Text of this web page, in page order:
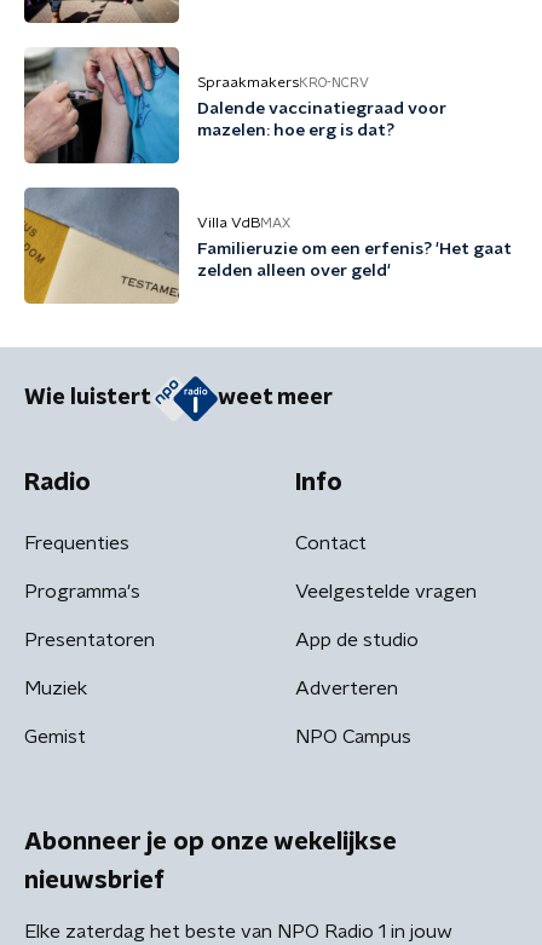
SpraakmakersKRO-NCRV
Dalende vaccinatiegraad voor
mazelen: hoe erg is dat?
Villa VdBMAX
Familieruzie om een erfenis? 'Het gaat
zelden alleen over geld'
Wie luistert weet meer
Radio
Frequenties
Programma's
Presentatoren
Muziek
Gemist
Info
Contact
Veelgestelde vragen
App de studio
Adverteren
NPO Campus
Abonneer je op onze wekelijkse
nieuwsbrief
Elke zaterdag het beste van NPO Radio 1 in jouw